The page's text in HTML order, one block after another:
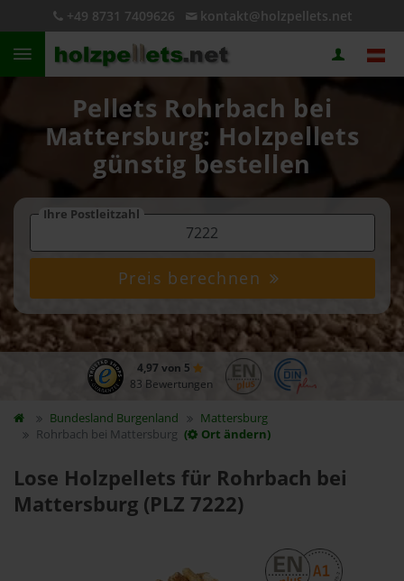
+49 8731 7409626 kontakt@holzpellets.net
Pellets Rohrbach bei
Mattersburg: Holzpellets
günstig bestellen
Ihre Postleitzahl
Preis berechnen
4,97 von 5
83 Bewertungen
Bundesland Burgenland
Mattersburg
Rohrbach bei Mattersburg ( Ort ändern)
Lose Holzpellets für Rohrbach bei
Mattersburg (PLZ 7222)